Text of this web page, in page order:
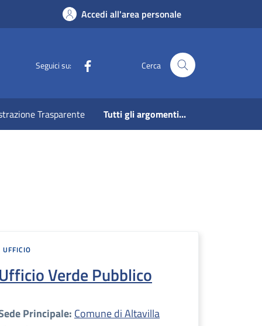
Accedi all'area personale
Seguici su: Cerca
Trasparente Tutti gli argomenti...
UFFICIO
Ufficio Verde Pubblico
Principale: Comune di Altavilla